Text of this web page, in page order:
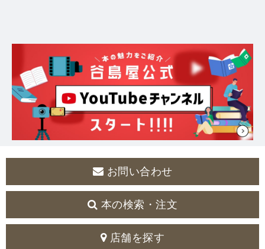
お問い合わせ
本の検索・注文
店舗を探す